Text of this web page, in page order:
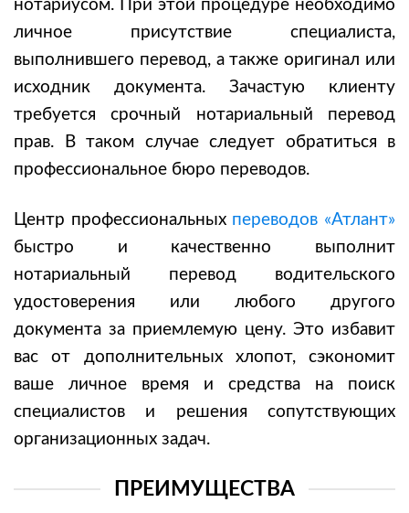
нотариусом. При этой процедуре необходимо
личное присутствие специалиста,
выполнившего перевод, а также оригинал или
исходник документа. Зачастую клиенту
требуется срочный нотариальный перевод
прав. В таком случае следует обратиться в
профессиональное бюро переводов.
Центр профессиональных переводов «Атлант»
быстро и качественно выполнит
нотариальный перевод водительского
удостоверения или любого другого
документа за приемлемую цену. Это избавит
вас от дополнительных хлопот, сэкономит
ваше личное время и средства на поиск
специалистов и решения сопутствующих
организационных задач.
ПРЕИМУЩЕСТВА